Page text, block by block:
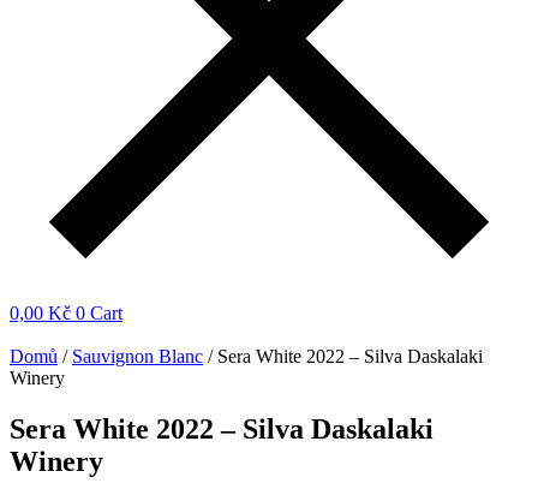
0,00 Kč 0 Cart
Domů / Sauvignon Blanc / Sera White 2022 – Silva Daskalaki
Winery
Sera White 2022 – Silva Daskalaki
Winery